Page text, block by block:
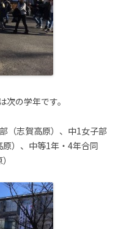
の学年です。
（志賀高原）、中1女子部
原）、中等1年・4年合同